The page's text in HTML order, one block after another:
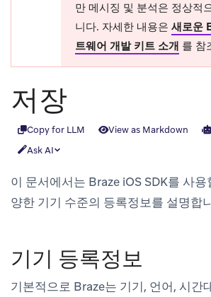
만 메시징 및 분석은 정상적
니다. 자세한 내용은 새로운
트웨어 개발 키트 소개 를 참
저장
Copy for LLM View as Markdown
Ask AI
이 문서에서는 Braze iOS SDK를 사
양한 기기 수준의 등록정보를 설명합
기기 등록정보
기본적으로 Braze는 기기, 언어, 시간